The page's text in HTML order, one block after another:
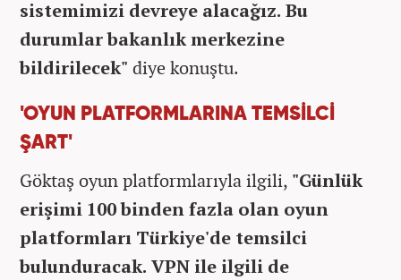
sistemimizi devreye alacağız. Bu
durumlar bakanlık merkezine
bildirilecek" diye konuştu.
'OYUN PLATFORMLARINA TEMSİLCİ
ŞART'
Göktaş oyun platformlarıyla ilgili, "Günlük
erişimi 100 binden fazla olan oyun
platformları Türkiye'de temsilci
bulunduracak. VPN ile ilgili de